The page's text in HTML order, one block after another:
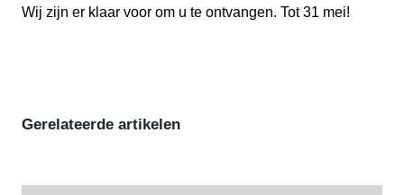
Wij zijn er klaar voor om u te ontvangen. Tot 31 mei!
Gerelateerde artikelen